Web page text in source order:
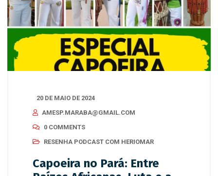
20 DE MAIO DE 2024
AMESP.MARABA@GMAIL.COM
0 COMMENTS
RESENHA PODCAST COM HERIOMAR
Capoeira no Pará: Entre